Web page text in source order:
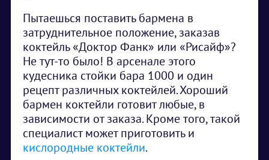
Пытаешься поставить бармена в
затруднительное положение, заказав
коктейль «Доктор Фанк» или «Рисайф»?
Не тут-то было! В арсенале этого
кудесника стойки бара 1000 и один
рецепт различных коктейлей. Хороший
бармен коктейли готовит любые, в
зависимости от заказа. Кроме того, такой
специалист может приготовить и
кислородные коктейли.